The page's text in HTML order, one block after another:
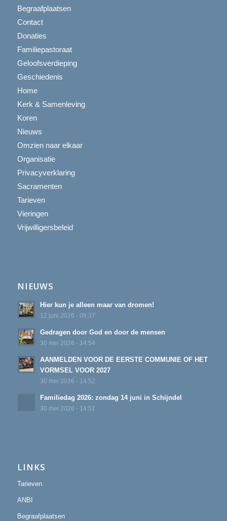
Begraafplaatsen
Contact
Donaties
Familiepastoraat
Geloofsverdieping
Geschiedenis
Home
Kerk & Samenleving
Koren
Nieuws
Omzien naar elkaar
Organisatie
Privacyverklaring
Sacramenten
Tarieven
Vieringen
Vrijwilligersbeleid
NIEUWS
Hier kun je alleen maar van dromen!
12 juni 2026 - 08:37
Gedragen door God en door de mensen
30 mei 2026 - 14:54
AANMELDEN VOOR DE EERSTE COMMUNIE OF HET
VORMSEL VOOR 2027
30 mei 2026 - 14:52
Familiedag 2026: zondag 14 juni in Schijndel
30 mei 2026 - 14:51
LINKS
Tarieven
ANBI
Begraafplaatsen